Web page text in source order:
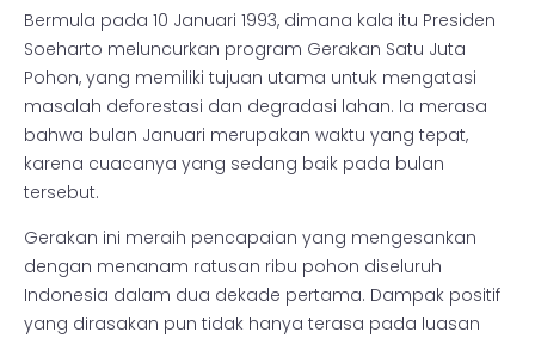
Bermula pada 10 Januari 1993, dimana kala itu Presiden
Soeharto meluncurkan program Gerakan Satu Juta
Pohon, yang memiliki tujuan utama untuk mengatasi
masalah deforestasi dan degradasi lahan. Ia merasa
bahwa bulan Januari merupakan waktu yang tepat,
karena cuacanya yang sedang baik pada bulan
tersebut.
Gerakan ini meraih pencapaian yang mengesankan
dengan menanam ratusan ribu pohon diseluruh
Indonesia dalam dua dekade pertama. Dampak positif
yang dirasakan pun tidak hanya terasa pada luasan